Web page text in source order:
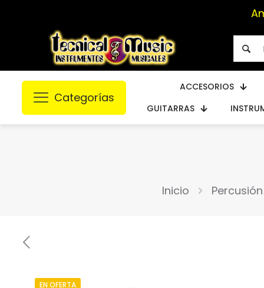
Categorías
ACCESORIOS
GUITARRAS
Inicio Percusión
EN OFERTA